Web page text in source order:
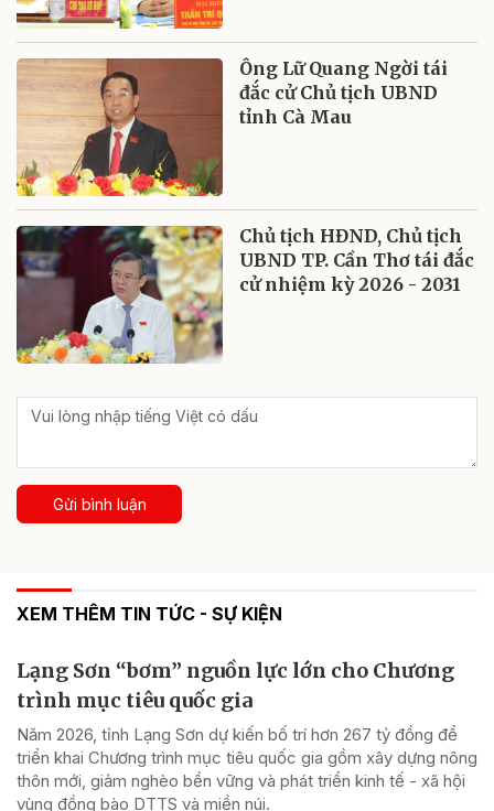
Ông Lữ Quang Ngời tái
đắc cử Chủ tịch UBND
tỉnh Cà Mau
Chủ tịch HĐND, Chủ tịch
UBND TP. Cần Thơ tái đắc
cử nhiệm kỳ 2026 - 2031
Gửi bình luận
XEM THÊM TIN TỨC - SỰ KIỆN
Lạng Sơn “bơm” nguồn lực lớn cho Chương
trình mục tiêu quốc gia
Năm 2026, tỉnh Lạng Sơn dự kiến bố trí hơn 267 tỷ đồng để
triển khai Chương trình mục tiêu quốc gia gồm xây dựng nông
thôn mới, giảm nghèo bền vững và phát triển kinh tế - xã hội
vùng đồng bào DTTS và miền núi.